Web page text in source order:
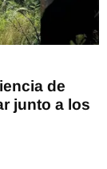
de
junto a los